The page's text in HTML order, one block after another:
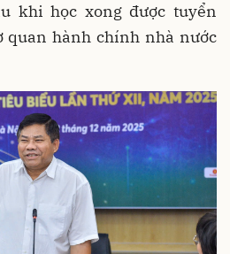
khi học xong được tuyển
quan hành chính nhà nước